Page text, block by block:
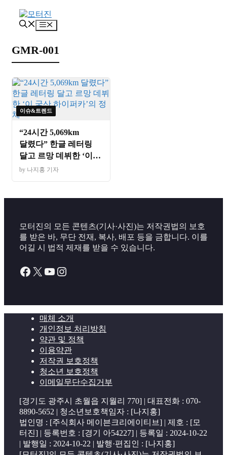
메
GMR-001
이슈&트렌드
“24시간 5,069km
달렸다” 한글 레터링
달고 르망 데뷔한 ‘이
국산 하이퍼카’의 정체
by 나지홍 기자
모터진의 모든 콘텐츠(기사·사진)는 저작권법의 보호
를 받은 바, 무단 전재, 복사, 배포 등을 금합니다. 이를
어길 시 법적 제재를 받을 수 있습니다.
Facebook
X YouTube
Instagram
매체 소개
개인정보 처리방침
약관 및 정책
이용약관
저작권 보호정책
청소년 보호정책
이메일무단수집거부
[경기도 광주시 초월읍 지월리 770] | 대표전화 : 070-
8890-5652 | 청소년보호책임자 : [나지홍]
법인명 : [주식회사 메이븐크리에이티브] | 제호 : [모
터진] | 등록번호 : [경기 아54227] | 등록일 : 2024-10-22
| 발행일 : 2024-10-22 | 발행·편집인 : [나지홍]